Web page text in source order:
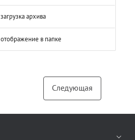
загрузка архива
отображение в папке
Следующая